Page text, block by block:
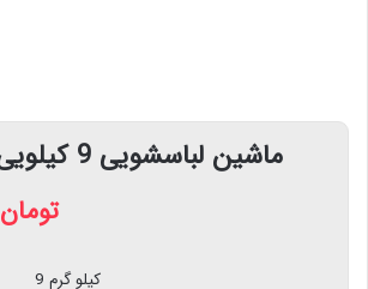
ماشین لباسشویی 9 کيلویی بوش 3256
تومان
9 کیلو گرم